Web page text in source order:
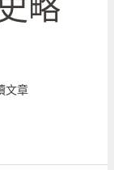
文章